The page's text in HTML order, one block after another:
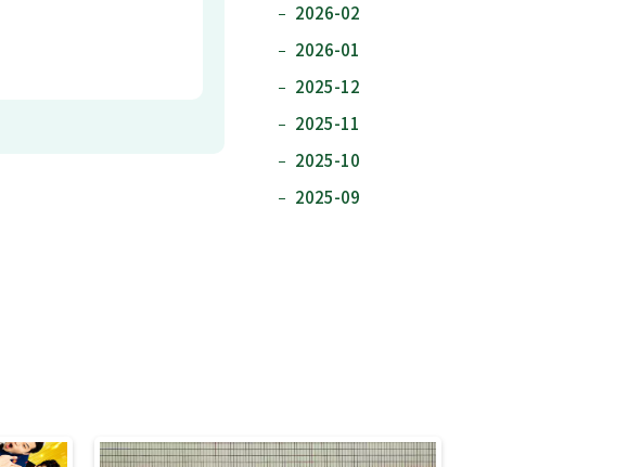
2026-02
2026-01
2025-12
2025-11
2025-10
2025-09